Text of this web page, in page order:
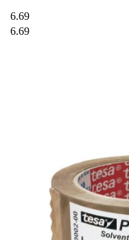
6.69
6.69